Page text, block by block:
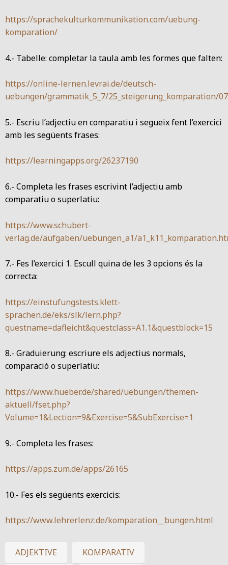
https://sprachekulturkommunikation.com/uebung-
komparation/
4.- Tabelle: completar la taula amb les formes que falten:
https://online-lernen.levrai.de/deutsch-
uebungen/grammatik_5_7/25_steigerung_komparation/
5.- Escriu l’adjectiu en comparatiu i segueix fent l’exercici
amb les següents frases:
https://learningapps.org/26237190
6.- Completa les frases escrivint l’adjectiu amb
comparatiu o superlatiu:
https://www.schubert-
verlag.de/aufgaben/uebungen_a1/
7.- Fes l’exercici 1. Escull quina de les 3 opcions és la
correcta:
https://einstufungstests.klett-
sprachen.de/eks/slk/lern.php?
questname=dafleicht&questclass=A1.1&questblock=15
8.- Graduierung: escriure els adjectius normals,
comparació o superlatiu:
https://www.hueber.de/shared/uebungen/themen-
aktuell/fset.php?
Volume=1&Lection=9&Exercise=5&SubExercise=1
9.- Completa les frases:
https://apps.zum.de/apps/26165
10.- Fes els següents exercicis:
https://www.lehrerlenz.de/komparation__bungen.html
ADJEKTIVE KOMPARATIV